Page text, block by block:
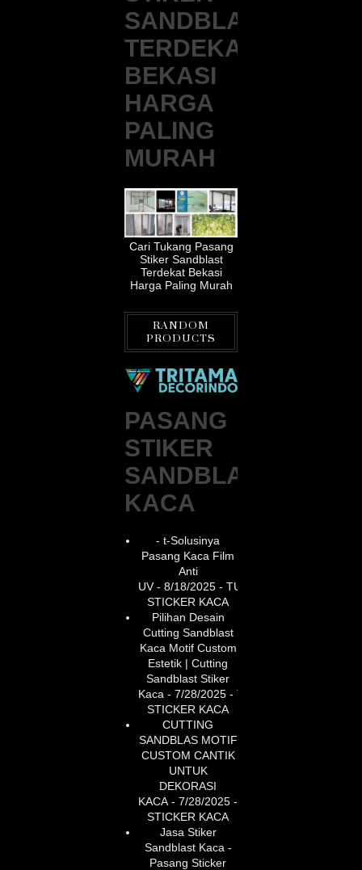
SANDBLAST
TERDEKAT
BEKASI
HARGA
PALING
MURAH
Cari Tukang Pasang
Stiker Sandblast
Terdekat Bekasi
Harga Paling Murah
RANDOM
PRODUCTS
PASANG
STIKER
SANDBLAST
KACA
- t-Solusinya
Pasang Kaca Film
Anti
UV- 8/18/2025 - TUKANG
STICKER KACA
Pilihan Desain
Cutting Sandblast
Kaca Motif Custom
Estetik | Cutting
Sandblast Stiker
Kaca - 7/28/2025 - TUKANG
STICKER KACA
CUTTING
SANDBLAS MOTIF
CUSTOM CANTIK
UNTUK
DEKORASI
KACA - 7/28/2025 - TUKANG
STICKER KACA
Jasa Stiker
Sandblast Kaca -
Pasang Sticker